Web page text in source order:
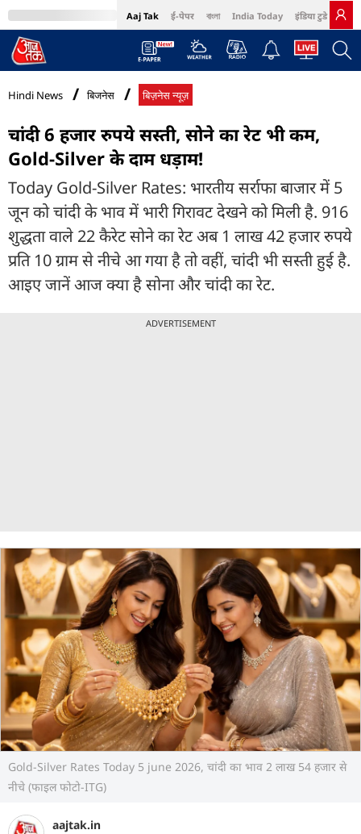
Aaj Tak ई-पेपर বাংলা India Today इंडिया टुडे हिंदी
MumbaiTak Cosmopolitan Harper's Bazaar Northeast
Hindi News बिजनेस बिज़नेस न्यूज़
चांदी 6 हजार रुपये सस्ती, सोने का रेट भी कम,
Gold-Silver के दाम धड़ाम!
Today Gold-Silver Rates: भारतीय सर्राफा बाजार में 5
जून को चांदी के भाव में भारी गिरावट देखने को मिली है. 916
शुद्धता वाले 22 कैरेट सोने का रेट अब 1 लाख 42 हजार रुपये
प्रति 10 ग्राम से नीचे आ गया है तो वहीं, चांदी भी सस्ती हुई है.
आइए जानें आज क्या है सोना और चांदी का रेट.
ADVERTISEMENT
Gold-Silver Rates Today 5 june 2026, चांदी का भाव 2 लाख 54 हजार से
नीचे (फाइल फोटो-ITG)
aajtak.in